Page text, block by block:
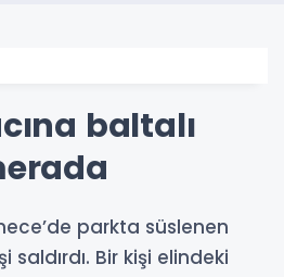
baltalı
parkta süslenen
saldırdı. Bir kişi elindeki